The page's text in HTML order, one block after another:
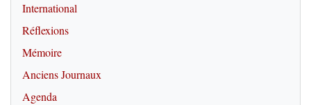
International
Réflexions
Mémoire
Anciens Journaux
Agenda